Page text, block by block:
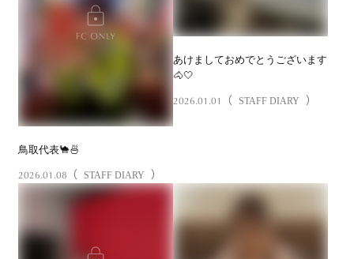
鳥取代表🐪🍜
2026.01.08 （ STAFF DIARY ）
あけましておめでとうございます
🐴🤍
2026.01.01 （ STAFF DIARY ）